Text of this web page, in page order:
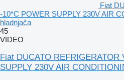
Fiat
-10*C POWER SUPPLY 230V AIR
hladnjača
45
VIDEO
Fiat DUCATO REFRIGERATOR
SUPPLY 230V AIR